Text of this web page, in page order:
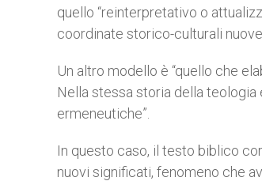
quello “reinterpretativo o
coordinate storico-culturali nuove
Un altro modello è “quello che
Nella stessa storia della
ermeneutiche”.
In questo caso, il testo biblico
nuovi significati, fenomeno che